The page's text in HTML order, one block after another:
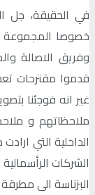
في الحقيقة، جل
خصوصا المجموعة
وفريق الاصالة
قدموا مقترحات
غير انه فوجئنا
ملاحظاتهم و
الداخلية التي
الشركات
البزناسة الى